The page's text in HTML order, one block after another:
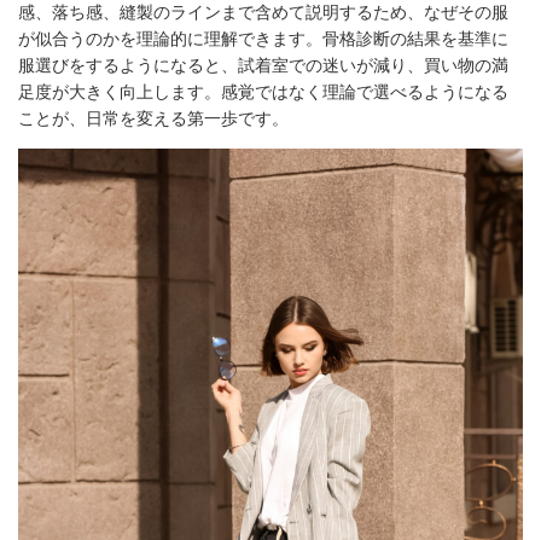
感、落ち感、縫製のラインまで含めて説明するため、なぜその服
が似合うのかを理論的に理解できます。骨格診断の結果を基準に
服選びをするようになると、試着室での迷いが減り、買い物の満
足度が大きく向上します。感覚ではなく理論で選べるようになる
ことが、日常を変える第一歩です。